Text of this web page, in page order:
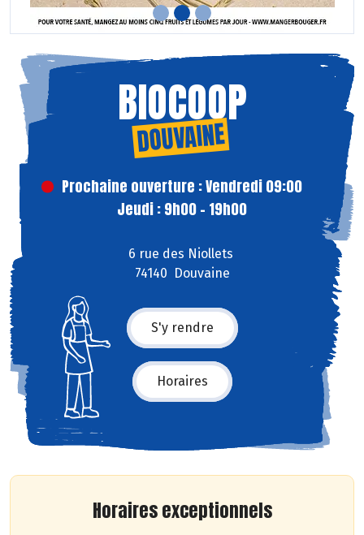
BIOCOOP
DOUVAINE
Prochaine ouverture : Vendredi 09:00
Jeudi : 9h00 - 19h00
6 rue des Niollets
74140 Douvaine
S'y rendre
Horaires
Horaires exceptionnels